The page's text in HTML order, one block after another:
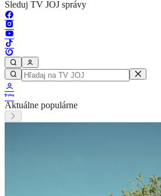
Sleduj TV JOJ správy
Aktuálne populárne